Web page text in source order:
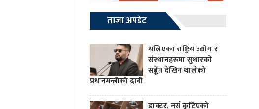
ताजा अपडेट
थलिएका राष्ट्रिय उद्योग र
संस्थानहरूमा सुधारको
सङ्केत देखिन थालेको
प्रधानमन्त्रीको दाबी
डाक्टर, नर्स कुटिएको